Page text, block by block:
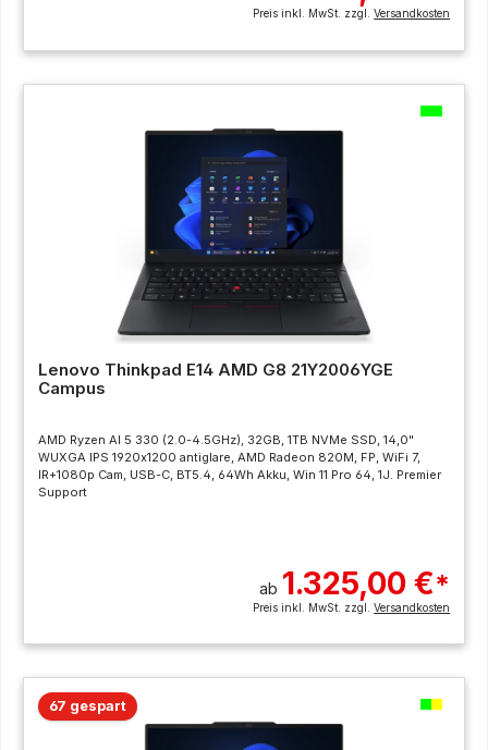
Preis inkl. MwSt. zzgl.Versandkosten
Lenovo Thinkpad E14 AMD G8 21Y2006YGE
Campus
AMD Ryzen AI 5 330 (2.0-4.5GHz), 32GB, 1TB NVMe SSD, 14,0"
WUXGA IPS 1920x1200 antiglare, AMD Radeon 820M, FP, WiFi 7,
IR+1080p Cam, USB-C, BT5.4, 64Wh Akku, Win 11 Pro 64, 1J. Premier
Support
ab 1.325,00 €*
Preis inkl. MwSt. zzgl.Versandkosten
67 gespart